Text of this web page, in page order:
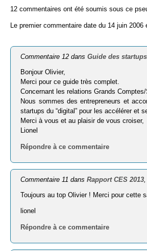
12 commentaires ont été soumis sous ce
Le premier commentaire date du 14 juin 2006
Commentaire 12 dansGuide des
Bonjour Olivier,
Merci pour ce guide très complet.
Concernant les relations Grands
Nous sommes des entrepreneurs et
startups du “digital” pour les accélérer et
Merci à vous et au plaisir de vous croiser,
Lionel
Répondre à ce commentaire
Commentaire 11 dansRapport CES 2013
Toujours au top Olivier ! Merci pour cette
lionel
Répondre à ce commentaire